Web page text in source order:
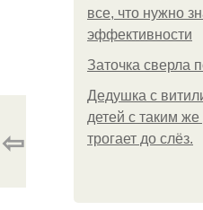
все, что нужно
эффективности
Заточка сверла
Дедушка с
детей с таким
трогает до слёз.
⇦